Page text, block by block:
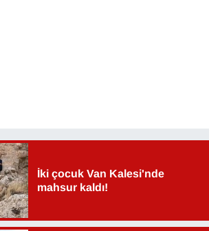
İki çocuk Van Kalesi'nde
mahsur kaldı!